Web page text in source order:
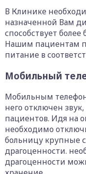
В Клинике
назначенной Вам
способствует
Нашим пациентам
питание в
Мобильный
Мобильным
него отключен
пациентов. Идя на
необходимо
больницу крупные
драгоценности.
драгоценности